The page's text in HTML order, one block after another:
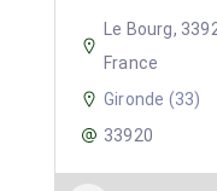
Le Bourg,
France
Gironde (33)
33920